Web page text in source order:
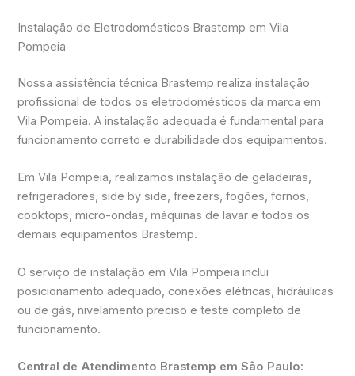
Instalação de Eletrodomésticos Brastemp em Vila
Pompeia
Nossa assistência técnica Brastemp realiza instalação
profissional de todos os eletrodomésticos da marca em
Vila Pompeia. A instalação adequada é fundamental para
funcionamento correto e durabilidade dos equipamentos.
Em Vila Pompeia, realizamos instalação de geladeiras,
refrigeradores, side by side, freezers, fogões, fornos,
cooktops, micro-ondas, máquinas de lavar e todos os
demais equipamentos Brastemp.
O serviço de instalação em Vila Pompeia inclui
posicionamento adequado, conexões elétricas, hidráulicas
ou de gás, nivelamento preciso e teste completo de
funcionamento.
Central de Atendimento Brastemp em São Paulo: